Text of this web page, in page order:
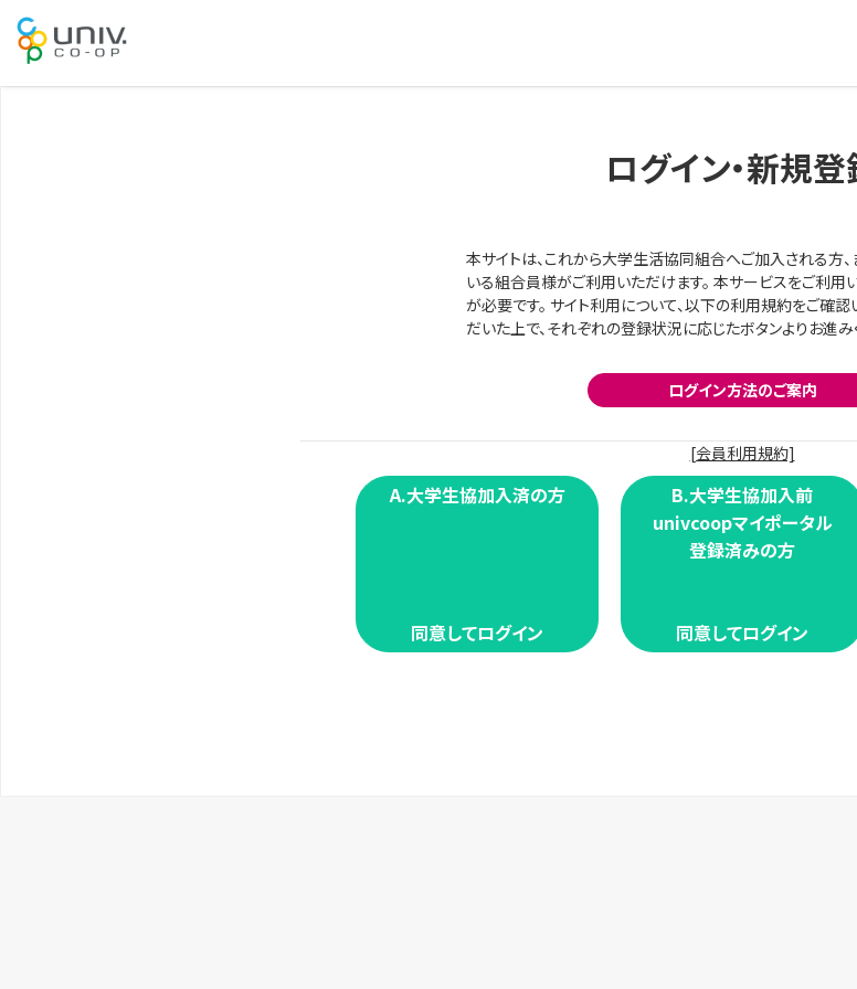
ログイン・新規
本サイトは、これから大学生活協同組合へご加入される方
いる組合員様がご利用いただけます。 本サービスをご利用
が必要です。 サイト利用について、以下の利用規約をご確
だいた上で、それぞれの登録状況に応じたボタンよりお進み
ログイン方法のご案内
[会員利用規約]
A.大学生協加入済の方
同意してログイン
B.大学生協加入前
univcoopマイポータル
登録済みの方
同意してログイン